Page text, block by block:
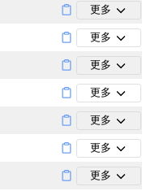
更多
更多
更多
更多
更多
更多
更多